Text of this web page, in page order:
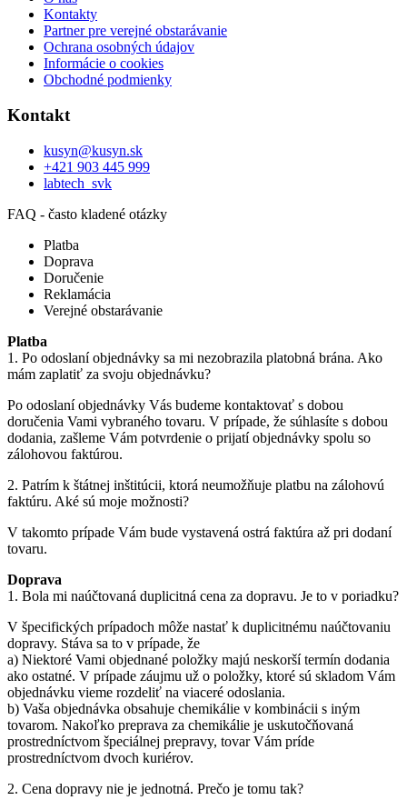
Kontakty
Partner pre verejné obstarávanie
Ochrana osobných údajov
Informácie o cookies
Obchodné podmienky
Kontakt
kusyn@kusyn.sk
+421 903 445 999
labtech_svk
FAQ - často kladené otázky
Platba
Doprava
Doručenie
Reklamácia
Verejné obstarávanie
Platba
1. Po odoslaní objednávky sa mi nezobrazila platobná brána. Ako
mám zaplatiť za svoju objednávku?
Po odoslaní objednávky Vás budeme kontaktovať s dobou
doručenia Vami vybraného tovaru. V prípade, že súhlasíte s dobou
dodania, zašleme Vám potvrdenie o prijatí objednávky spolu so
zálohovou faktúrou.
2. Patrím k štátnej inštitúcii, ktorá neumožňuje platbu na zálohovú
faktúru. Aké sú moje možnosti?
V takomto prípade Vám bude vystavená ostrá faktúra až pri dodaní
tovaru.
Doprava
1. Bola mi naúčtovaná duplicitná cena za dopravu. Je to v poriadku?
V špecifických prípadoch môže nastať k duplicitnému naúčtovaniu
dopravy. Stáva sa to v prípade, že
a) Niektoré Vami objednané položky majú neskorší termín dodania
ako ostatné. V prípade záujmu už o položky, ktoré sú skladom Vám
objednávku vieme rozdeliť na viaceré odoslania.
b) Vaša objednávka obsahuje chemikálie v kombinácii s iným
tovarom. Nakoľko preprava za chemikálie je uskutočňovaná
prostredníctvom špeciálnej prepravy, tovar Vám príde
prostredníctvom dvoch kuriérov.
2. Cena dopravy nie je jednotná. Prečo je tomu tak?